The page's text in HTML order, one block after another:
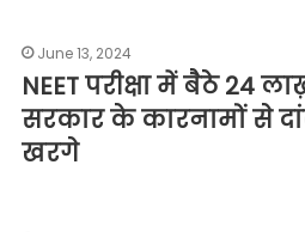
June 13, 2024
NEET परीक्षा में बैठे 24
सरकार के कारनामों से
खरगे